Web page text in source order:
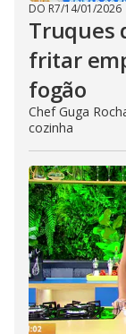
DO R7/14/01/2026
Truques
fritar
fogão
Chef Guga
cozinha